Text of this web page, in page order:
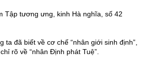
Tập tương ưng, kinh Hà nghĩa, số 42
đã biết về cơ chế “nhân giới sinh định”,
rõ về “nhân Định phát Tuệ”.